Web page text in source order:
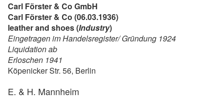
Carl Förster & Co GmbH
Carl Förster & Co (06.03.1936)
leather and shoes (Industry)
Eingetragen im Handelsregister/ Gründung 1924
Liquidation ab
Erloschen 1941
Köpenicker Str. 56, Berlin
E. & H. Mannheim